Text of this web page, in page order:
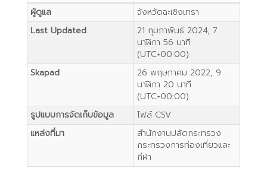
ผู้ดูแล
จังหวัดฉะเชิงเทรา
Last Updated
21 กุมภาพันธ์ 2024, 7
นาฬิกา 56 นาที
(UTC+00:00)
Skapad
26 พฤษภาคม 2022, 9
นาฬิกา 20 นาที
(UTC+00:00)
รูปแบบการจัดเก็บข้อมูล
ไฟล์ CSV
แหล่งที่มา
สํานักงานปลัดกระทรวง
กระทรวงการท่องเที่ยวและ
กีฬา